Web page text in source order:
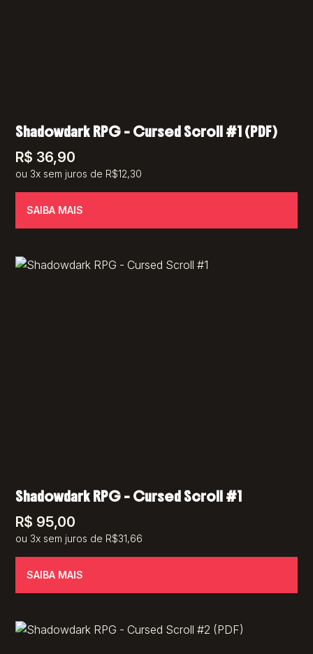
Shadowdark RPG – Cursed Scroll #1 (PDF)
R$ 36,90
ou 3x sem juros de R$12,30
SAIBA MAIS
Shadowdark RPG – Cursed Scroll #1
R$ 95,00
ou 3x sem juros de R$31,66
SAIBA MAIS